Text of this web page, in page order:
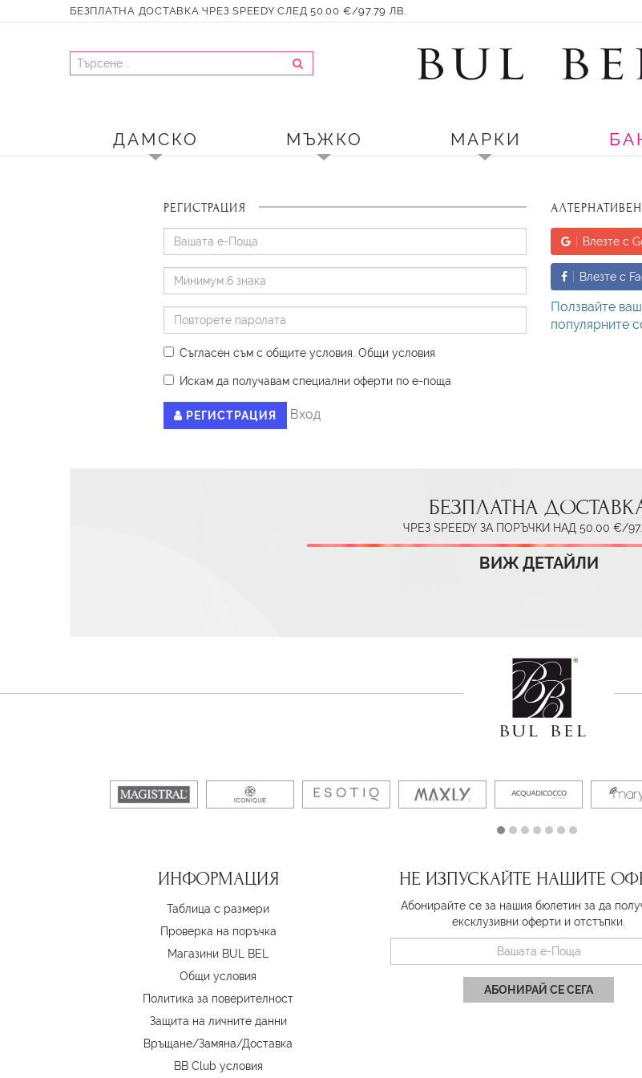
БЕЗПЛАТНА ДОСТАВКА ЧРЕЗ SPEEDY СЛЕД 50.00 €/97.79 ЛВ.
ДАМСКО МЪЖКО МАРКИ
РЕГИСТРАЦИЯ
Съгласен съм с общите условия Oбщи условия
Искам да получавам специални оферти по е-поща
РЕГИСТРАЦИЯ Вход
Влезте с
Влезте с
Ползвайте
популярните
БЕЗПЛАТНА
ЧРЕЗ SPEEDY ЗА ПОРЪЧКИ НАД 50.00 €/
ВИЖ ДЕТАЙЛИ
ИНФОРМАЦИЯ
Таблица с размери
Проверка на поръчка
Магазини BUL BEL
Oбщи условия
Политика за поверителност
Защита на личните данни
Връщане/Замяна/Доставка
BB Club условия
НЕ ИЗПУСКАЙТЕ НАШИТЕ
Абонирайте се за нашия бюлетин за да
ексклузивни оферти и отстъпки.
АБОНИРАЙ СЕ СЕГА